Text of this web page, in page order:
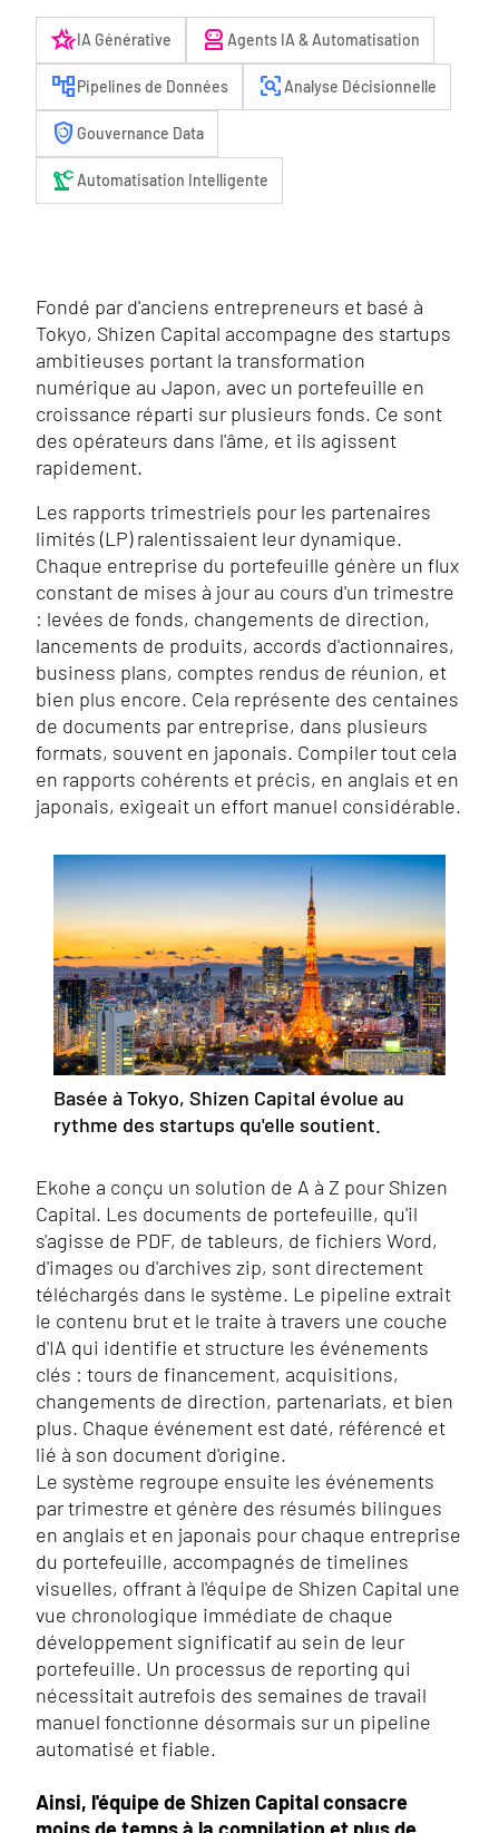
hotel_classIA Générative robot_2 Agents IA & Automatisation
account_treePipelines de Données frame_inspectAnalyse Décisionnelle
arming_countdown Gouvernance Data
precision_manufacturingAutomatisation Intelligente
Fondé par d'anciens entrepreneurs et basé à
Tokyo, Shizen Capital accompagne des startups
ambitieuses portant la transformation
numérique au Japon, avec un portefeuille en
croissance réparti sur plusieurs fonds. Ce sont
des opérateurs dans l'âme, et ils agissent
rapidement.
Les rapports trimestriels pour les partenaires
limités (LP) ralentissaient leur dynamique.
Chaque entreprise du portefeuille génère un flux
constant de mises à jour au cours d'un trimestre
: levées de fonds, changements de direction,
lancements de produits, accords d'actionnaires,
business plans, comptes rendus de réunion, et
bien plus encore. Cela représente des centaines
de documents par entreprise, dans plusieurs
formats, souvent en japonais. Compiler tout cela
en rapports cohérents et précis, en anglais et en
japonais, exigeait un effort manuel considérable.
Basée à Tokyo, Shizen Capital évolue au
rythme des startups qu'elle soutient.
Ekohe a conçu un solution de A à Z pour Shizen
Capital. Les documents de portefeuille, qu'il
s'agisse de PDF, de tableurs, de fichiers Word,
d'images ou d'archives zip, sont directement
téléchargés dans le système. Le pipeline extrait
le contenu brut et le traite à travers une couche
d'IA qui identifie et structure les événements
clés : tours de financement, acquisitions,
changements de direction, partenariats, et bien
plus. Chaque événement est daté, référencé et
lié à son document d'origine.
Le système regroupe ensuite les événements
par trimestre et génère des résumés bilingues
en anglais et en japonais pour chaque entreprise
du portefeuille, accompagnés de timelines
visuelles, offrant à l'équipe de Shizen Capital une
vue chronologique immédiate de chaque
développement significatif au sein de leur
portefeuille. Un processus de reporting qui
nécessitait autrefois des semaines de travail
manuel fonctionne désormais sur un pipeline
automatisé et fiable.
Ainsi, l'équipe de Shizen Capital consacre